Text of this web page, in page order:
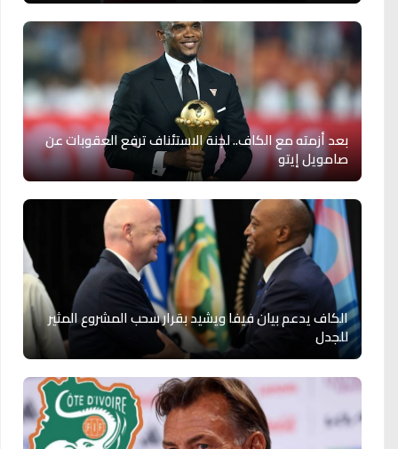
بعد أزمته مع الكاف.. لجنة الاستئناف ترفع العقوبات عن
صامويل إيتو
الكاف يدعم بيان فيفا ويشيد بقرار سحب المشروع المثير
للجدل